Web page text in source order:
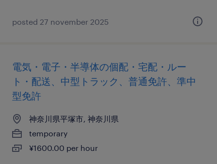
posted 27 november 2025
電気・電子・半導体の個配・宅配・ルー
ト・配送、中型トラック、普通免許、準中
型免許
神奈川県平塚市, 神奈川県
temporary
¥1600.00 per hour